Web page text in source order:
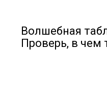
Волшебная
Проверь, в чем